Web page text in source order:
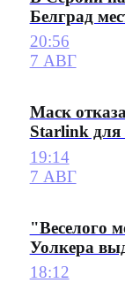
Белград
20:56
7 АВГ
Маск
Starlink для
19:14
7 АВГ
"Веселого
Уолкера
18:12